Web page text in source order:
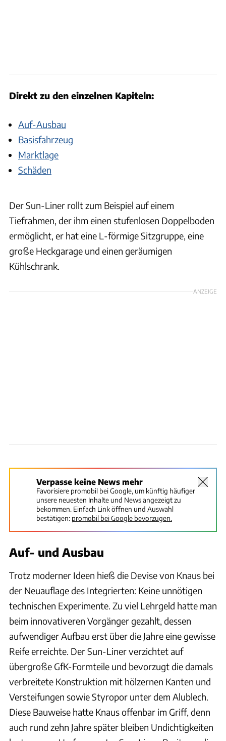
Direkt zu den einzelnen Kapiteln:
Auf-Ausbau
Basisfahrzeug
Marktlage
Schäden
Der Sun-Liner rollt zum Beispiel auf einem
Tiefrahmen, der ihm einen stufenlosen Doppelboden
ermöglicht, er hat eine L-förmige Sitzgruppe, eine
große Heckgarage und einen geräumigen
Kühlschrank.
ANZEIGE
Verpasse keine News mehr
Favorisiere promobil bei Google, um künftig häufiger
unsere neuesten Inhalte und News angezeigt zu
bekommen. Einfach Link öffnen und Auswahl
bestätigen: promobil bei Google bevorzugen.
Auf- und Ausbau
Trotz moderner Ideen hieß die Devise von Knaus bei
der Neuauflage des Integrierten: Keine unnötigen
technischen Experimente. Zu viel Lehrgeld hatte man
beim innovativeren Vorgänger gezahlt, dessen
aufwendiger Aufbau erst über die Jahre eine gewisse
Reife erreichte. Der Sun-Liner verzichtet auf
übergroße GfK-Formteile und bevorzugt die damals
verbreitete Konstruktion mit hölzernen Kanten und
Versteifungen sowie Styropor unter dem Alublech.
Diese Bauweise hatte Knaus offenbar im Griff, denn
auch rund zehn Jahre später bleiben Undichtigkeiten